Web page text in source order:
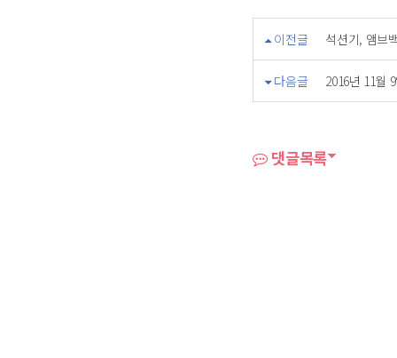
이전글 석션기, 앰브
다음글 2016년 11월
댓글목록